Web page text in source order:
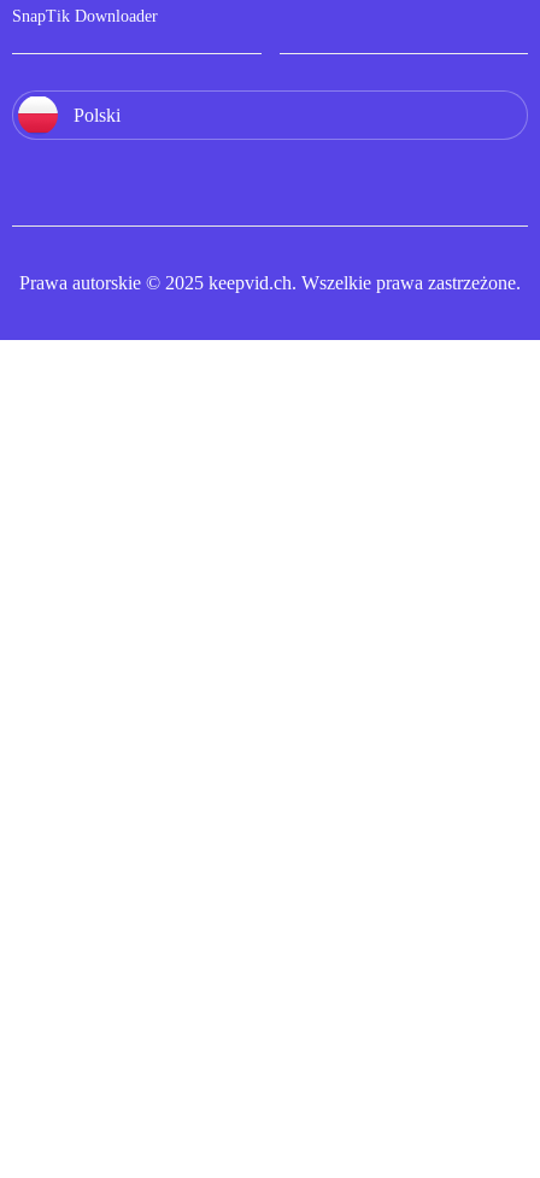
SnapTik Downloader
Polski
Prawa autorskie © 2025 keepvid.ch. Wszelkie prawa zastrzeżone.